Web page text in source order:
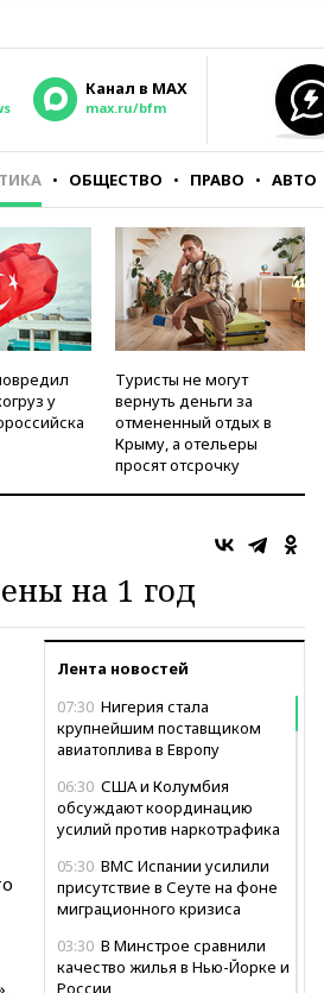
Канал в MAX
max.ru/bfm
ОБЩЕСТВО ПРАВО АВТО
у
Туристы не могут
вернуть деньги за
отмененный отдых в
Крыму, а отельеры
просят отсрочку
на 1 год
Лента новостей
07:30 Нигерия стала
крупнейшим поставщиком
авиатоплива в Европу
06:30 США и Колумбия
обсуждают координацию
усилий против наркотрафика
05:30 ВМС Испании усилили
присутствие в Сеуте на фоне
миграционного кризиса
03:30 В Минстрое сравнили
качество жилья в Нью-Йорке и
России